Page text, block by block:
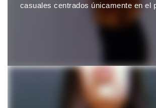
casuales centrados únicamente en el